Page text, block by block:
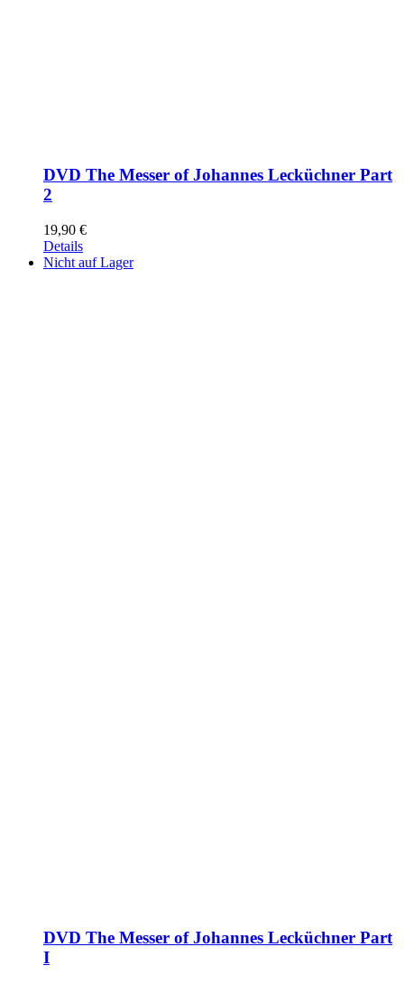
DVD The Messer of Johannes Lecküchner Part
2
19,90 €
Details
Nicht auf Lager
DVD The Messer of Johannes Lecküchner Part
I